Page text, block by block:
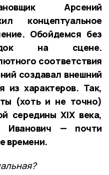
Арсений
концептуальное
Обойдемся без
на сцене.
соответствия
создавал внешний
из характеров. Так,
(хоть и не точно)
середины XIX века,
— почти
времени.